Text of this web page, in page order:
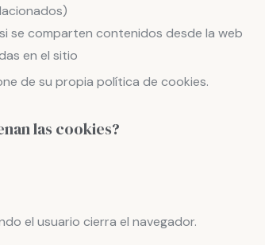
se comparten contenidos desde la web
en el sitio
de su propia política de cookies.
las cookies?
el usuario cierra el navegador.